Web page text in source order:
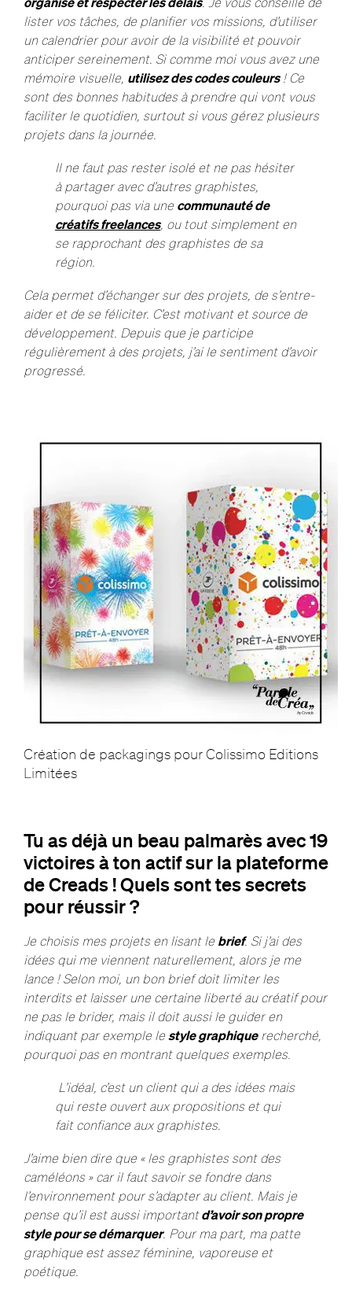
lister vos tâches, de planifier vos missions, d’utiliser
un calendrier pour avoir de la visibilité et pouvoir
anticiper sereinement. Si comme moi vous avez une
mémoire visuelle, utilisez des codes couleurs! Ce
sont des bonnes habitudes à prendre qui vont vous
faciliter le quotidien, surtout si vous gérez plusieurs
projets dans la journée.
Il ne faut pas rester isolé et ne pas hésiter
à partager avec d’autres graphistes,
pourquoi pas via une communauté de
créatifs freelances, ou tout simplement en
se rapprochant des graphistes de sa
région.
Cela permet d’échanger sur des projets, de s’entre-
aider et de se féliciter. C’est motivant et source de
développement. Depuis que je participe
régulièrement à des projets, j’ai le sentiment d’avoir
progressé.
Création de packagings pour Colissimo Editions
Limitées
Tu as déjà un beau palmarès avec 19
victoires à ton actif sur la plateforme
de Creads ! Quels sont tes secrets
pour réussir ?
Je choisis mes projets en lisant le brief. Si j’ai des
idées qui me viennent naturellement, alors je me
lance ! Selon moi, un bon brief doit limiter les
interdits et laisser une certaine liberté au créatif pour
ne pas le brider, mais il doit aussi le guider en
indiquant par exemple le style graphiquerecherché,
pourquoi pas en montrant quelques exemples.
L’idéal, c’est un client qui a des idées mais
qui reste ouvert aux propositions et qui
fait confiance aux graphistes.
J’aime bien dire que « les graphistes sont des
caméléons » car il faut savoir se fondre dans
l’environnement pour s’adapter au client. Mais je
pense qu’il est aussi importantd’avoir son propre
style pour se démarquer. Pour ma part, ma patte
graphique est assez féminine, vaporeuse et
poétique.